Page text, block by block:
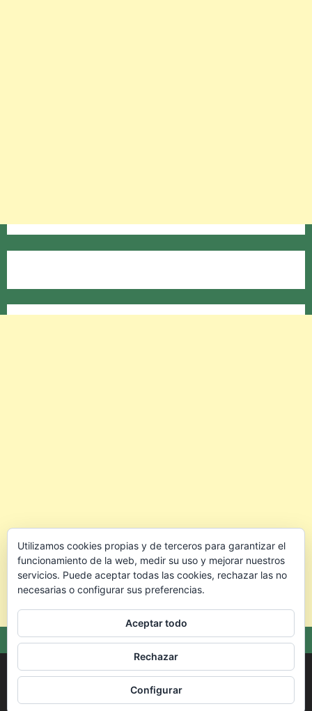
Copyright © 2026 🐰 Conejo.info — Todo para cuidar mejor a tu
conejo.
Theme: Oceanly Green byScriptsTown
Utilizamos cookies propias y de terceros para garantizar el
funcionamiento de la web, medir su uso y mejorar nuestros
servicios. Puede aceptar todas las cookies, rechazar las no
necesarias o configurar sus preferencias.
Aceptar todo
Rechazar
Configurar